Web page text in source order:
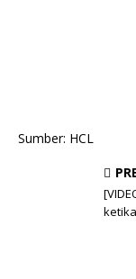
Sumber: HCL